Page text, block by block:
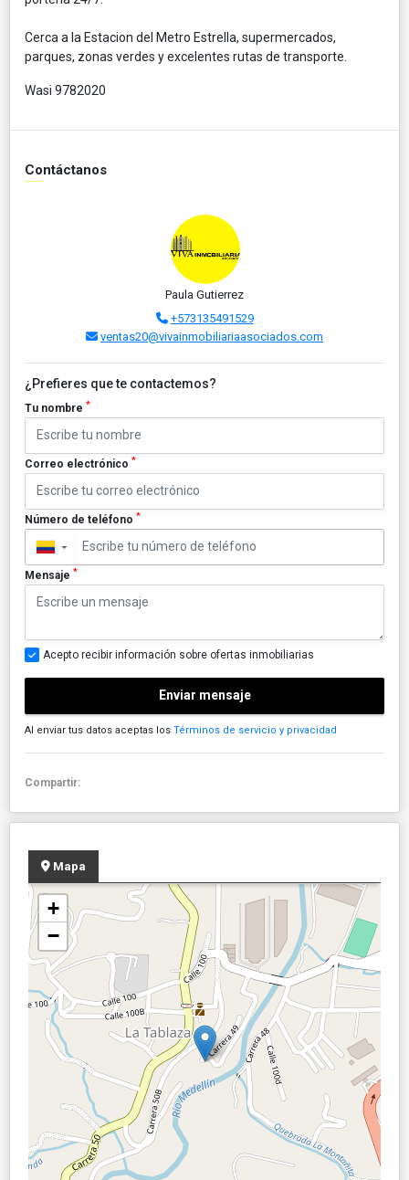
Cerca a la Estacion del Metro Estrella, supermercados,
parques, zonas verdes y excelentes rutas de transporte.
Wasi 9782020
Contáctanos
Paula Gutierrez
+573135491529
ventas20@vivainmobiliariaasociados.com
¿Prefieres que te contactemos?
Tu nombre *
Correo electrónico *
Número de teléfono *
▼
Mensaje *
Acepto recibir información sobre ofertas inmobiliarias
Enviar mensaje
Al enviar tus datos aceptas los Términos de servicio y privacidad
Compartir:
Mapa
+
−